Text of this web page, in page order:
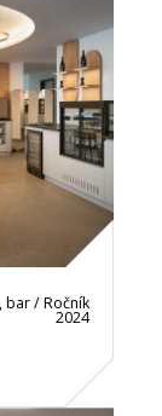
bar / Ročník
2024